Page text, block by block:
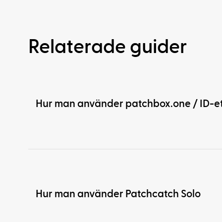
Relaterade guider
Hur man använder patchbox.one / ID-
Hur man använder Patchcatch Solo